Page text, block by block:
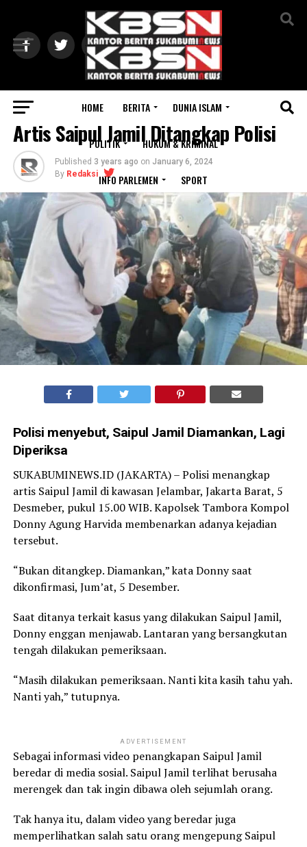
HOME BERITA DUNIA ISLAM
POLITIK HUKUM & KRIMINAL
INFO PARLEMEN SPORT
HUKUM & KRIMINAL
Artis Saipul Jamil Ditangkap Polisi
Published 3 years ago on January 6, 2024
By Redaksi
Polisi menyebut, Saipul Jamil Diamankan, Lagi
Diperiksa
SUKABUMINEWS.ID (JAKARTA) – Polisi menangkap
artis Saipul Jamil di kawasan Jelambar, Jakarta Barat, 5
Desmeber, pukul 15.00 WIB. Kapolsek Tambora Kompol
Donny Agung Harvida membenarkan adanya kejadian
tersebut.
“Bukan ditangkep. Diamankan,” kata Donny saat
dikonfirmasi, Jum’at, 5 Desember.
Saat ditanya terkait kasus yang dilakukan Saipul Jamil,
Donny enggan menjawab. Lantaran yang bersangkutan
tengah dilakukan pemeriksaan.
“Masih dilakukan pemeriksaan. Nanti kita kasih tahu yah.
Nanti yah,” tutupnya.
ADVERTISEMENT
Sebagai informasi video penangkapan Saipul Jamil
beredar di media sosial. Saipul Jamil terlihat berusaha
merengek dan tak ingin dibawa oleh sejumlah orang.
Tak hanya itu, dalam video yang beredar juga
memperlihatkan salah satu orang mengepung Saipul
Exit mobile version